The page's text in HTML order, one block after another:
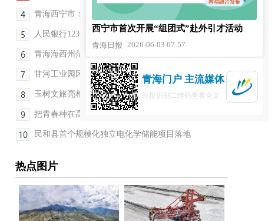
青海西宁市：湟中乡村旅游与浪山露营系列活动启幕
人民银行123亿元赋能青海黄南州特色产业发展
青海海西州茫崖市：多维发力加强干部队伍建设
甘河工业园区前四月进出口额同比增长208%
玉树文旅亮相国际展会 本土企业精准对接全球买家
把青春种在高原——久治创业青年群像
民和县首个规模化独立电化学储能项目落地
热点图片
西宁市首次开展“组团式”赴外引才活动
青海日报 2026-06-03 07:57
青海门户 主流媒体
长按识别二维码查看全文